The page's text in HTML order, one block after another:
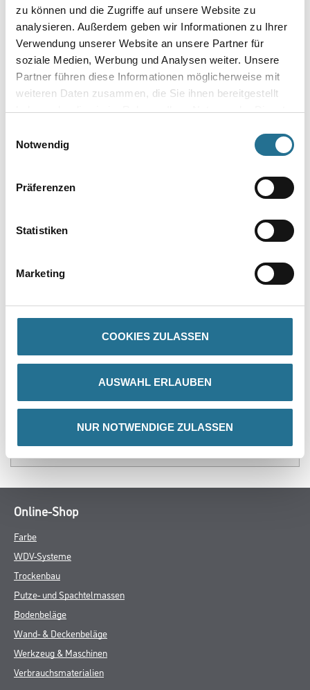
zu können und die Zugriffe auf unsere Website zu
analysieren. Außerdem geben wir Informationen zu Ihrer
Verwendung unserer Website an unsere Partner für
soziale Medien, Werbung und Analysen weiter. Unsere
Partner führen diese Informationen möglicherweise mit
weiteren Daten zusammen, die Sie ihnen bereitgestellt
haben oder die sie im Rahmen Ihrer Nutzung der Dienste
Notwendig
Präferenzen
Statistiken
Marketing
COOKIES ZULASSEN
AUSWAHL ERLAUBEN
NUR NOTWENDIGE ZULASSEN
Umrechnungsfaktoren
ist erforderlich.
GEFAHRENHINWEISE
SPEZIFIKATIONEN
Online-Shop
Farbe
WDV-Systeme
Trockenbau
Putze- und Spachtelmassen
Bodenbeläge
Wand- & Deckenbeläge
Werkzeug & Maschinen
Verbrauchsmaterialien